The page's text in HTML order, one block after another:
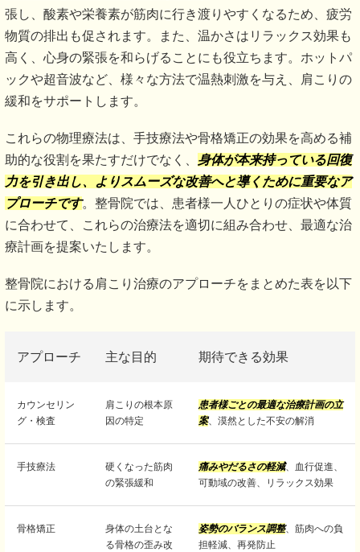
張し、酸素や栄養素が筋肉に行き渡りやすくなるため、疲労
物質の排出も促されます。また、温かさはリラックス効果も
高く、心身の緊張を和らげることにも役立ちます。ホットパ
ックや超音波など、様々な方法で温熱刺激を与え、肩こりの
緩和をサポートします。
これらの物理療法は、手技療法や骨格矯正の効果を高める補
助的な役割を果たすだけでなく、 身体が本来持っている回復
力を引き出し、よりスムーズな改善へと導くために重要なア
プローチです。整骨院では、患者様一人ひとりの症状や体質
に合わせて、これらの治療法を適切に組み合わせ、最適な治
療計画を提案いたします。
整骨院における肩こり治療のアプローチをまとめた表を以下
に示します。
アプローチ 主な目的 期待できる効果
カウンセリン
グ・検査
肩こりの根本原
因の特定
患者様ごとの最適な治療計画の立
案、漠然とした不安の解消
手技療法
硬くなった筋肉
の緊張緩和
痛みやだるさの軽減、血行促進、
可動域の改善、リラックス効果
骨格矯正
身体の土台とな
る骨格の歪み改
姿勢のバランス調整、筋肉への負
担軽減、再発防止